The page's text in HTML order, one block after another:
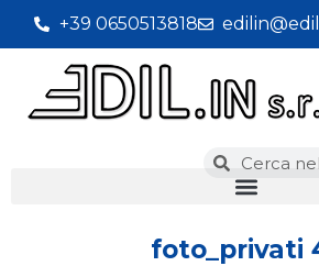
+39 0650513818
foto_privati